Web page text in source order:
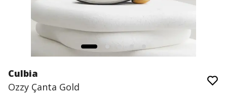
Culbia
Ozzy Çanta Gold